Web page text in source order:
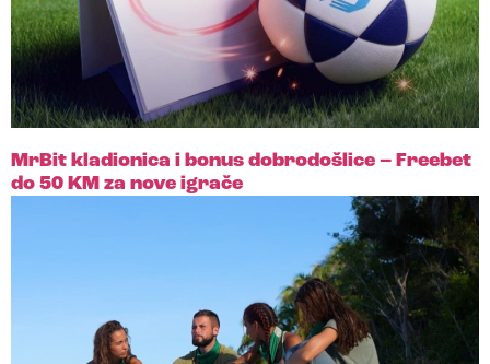
MrBit kladionica i bonus dobrodošlice – Freebet
do 50 KM za nove igrače